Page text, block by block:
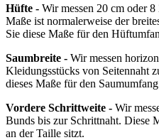
Hüfte - Wir messen 20 cm oder
Maße ist normalerweise der
Sie diese Maße für den
Saumbreite - Wir messen
Kleidungsstücks von Seitennaht
dieses Maße für den
Vordere Schrittweite - Wir
Bunds bis zur Schrittnaht. Diese
an der Taille sitzt.